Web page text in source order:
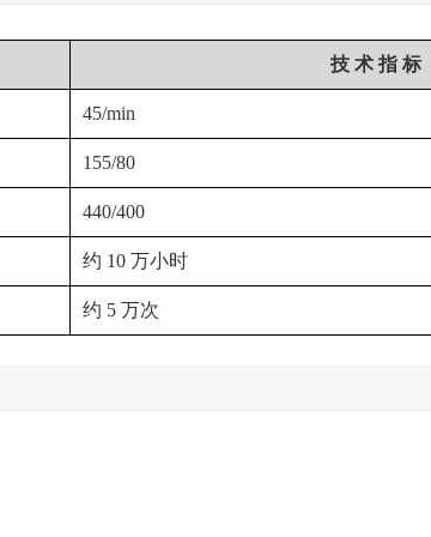
技 术 指 标
45/min
155/80
440/400
约 10 万小时
约 5 万次